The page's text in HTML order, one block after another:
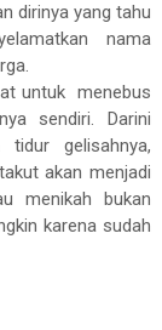
dirinya yang tahu
nama
untuk menebus
sendiri. Darini
gelisahnya,
akan menjadi
menikah bukan
karena sudah